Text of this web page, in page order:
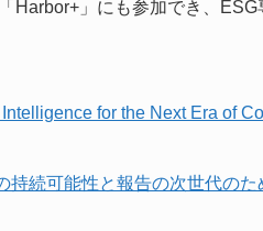
Harbor+」にも参加でき、
for the Next Era of
持続可能性と報告の次世代の